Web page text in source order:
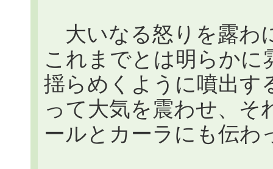
大いなる怒りを露わ
これまでとは明らかに
揺らめくように噴出す
って大気を震わせ、そ
ールとカーラにも伝わ